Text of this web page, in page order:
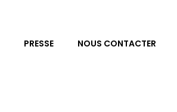
PRESSE NOUS CONTACTER